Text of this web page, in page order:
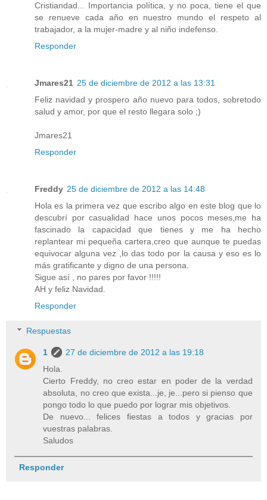
Cristiandad... Importancia política, y no poca, tiene el que
se renueve cada año en nuestro mundo el respeto al
trabajador, a la mujer-madre y al niño indefenso.
Responder
Jmares21 25 de diciembre de 2012 a las 13:31
Feliz navidad y prospero año nuevo para todos, sobretodo
salud y amor, por que el resto llegara solo ;)
Jmares21
Responder
Freddy 25 de diciembre de 2012 a las 14:48
Hola es la primera vez que escribo algo en este blog que lo
descubrí por casualidad hace unos pocos meses,me ha
fascinado la capacidad que tienes y me ha hecho
replantear mi pequeña cartera,creo que aunque te puedas
equivocar alguna vez ,lo das todo por la causa y eso es lo
más gratificante y digno de una persona.
Sigue así , no pares por favor !!!!!
AH y feliz Navidad.
Responder
Respuestas
1
27 de diciembre de 2012 a las 19:18
Hola.
Cierto Freddy, no creo estar en poder de la verdad
absoluta, no creo que exista...je, je...pero si pienso que
pongo todo lo que puedo por lograr mis objetivos.
De nuevo... felices fiestas a todos y gracias por
vuestras palabras.
Saludos
Responder